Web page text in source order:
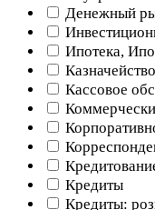
Денежный
Ипотека,
Кассовое
Кредиты
Кредиты: